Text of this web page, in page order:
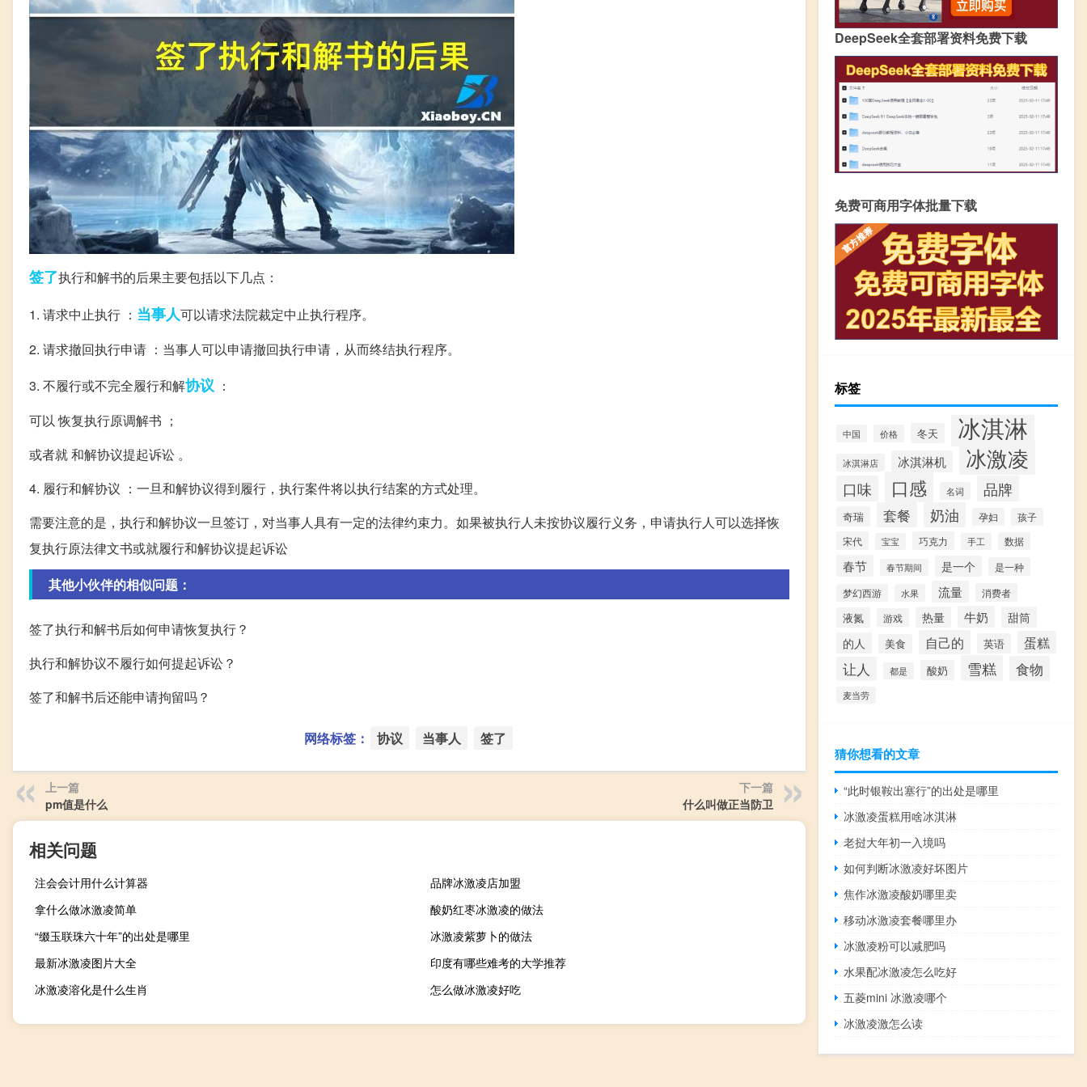
签了执行和解书的后果主要包括以下几点：
1. 请求中止执行 ： 当事人可以请求法院裁定中止执行程序。
2. 请求撤回执行申请 ：当事人可以申请撤回执行申请，从而终结执行程序。
3. 不履行或不完全履行和解协议 ：
可以 恢复执行原调解书 ；
或者就 和解协议提起诉讼 。
4. 履行和解协议 ：一旦和解协议得到履行，执行案件将以执行结案的方式处理。
需要注意的是，执行和解协议一旦签订，对当事人具有一定的法律约束力。如果被执行人未按协议履行义务，申请执行人可以选择恢
复执行原法律文书或就履行和解协议提起诉讼
其他小伙伴的相似问题：
签了执行和解书后如何申请恢复执行？
执行和解协议不履行如何提起诉讼？
签了和解书后还能申请拘留吗？
网络标签： 协议 当事人 签了
上一篇
pm值是什么
下一篇
什么叫做正当防卫
相关问题
注会会计用什么计算器
品牌冰激凌店加盟
拿什么做冰激凌简单
酸奶红枣冰激凌的做法
“缀玉联珠六十年”的出处是哪里
冰激凌紫萝卜的做法
最新冰激凌图片大全
印度有哪些难考的大学推荐
冰激凌溶化是什么生肖
怎么做冰激凌好吃
DeepSeek全套部署资料免费下载
免费可商用字体批量下载
标签
中国 价格 冬天 冰淇淋
冰淇淋店 冰淇淋机 冰激凌
口味 口感 名词 品牌
奇瑞 套餐 奶油 孕妇 孩子
宋代 宝宝 巧克力 手工 数据
春节 春节期间 是一个 是一种
梦幻西游 水果 流量 消费者
液氮 游戏 热量 牛奶
甜筒
的人
美食 自己的 英语 蛋糕
让人 都是 酸奶 雪糕 食物
麦当劳
猜你想看的文章
“此时银鞍出塞行”的出处是哪里
冰激凌蛋糕用啥冰淇淋
老挝大年初一入境吗
如何判断冰激凌好坏图片
焦作冰激凌酸奶哪里卖
移动冰激凌套餐哪里办
冰激凌粉可以减肥吗
水果配冰激凌怎么吃好
五菱mini 冰激凌哪个
冰激凌激怎么读